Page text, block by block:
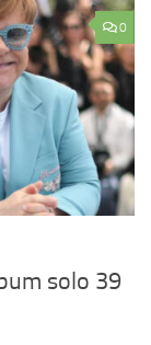
0
solo 39